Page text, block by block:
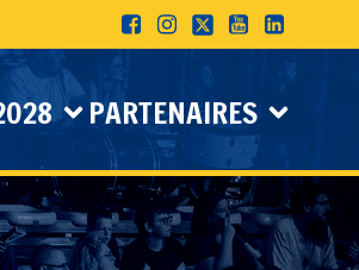
PARTENAIRES